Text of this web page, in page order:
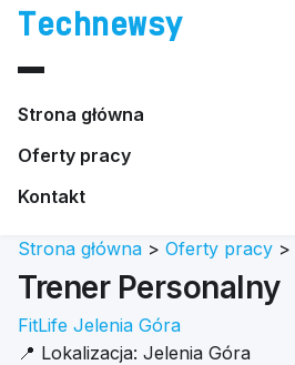
Technewsy
Strona główna
Oferty pracy
Kontakt
Strona główna > Oferty pracy >
Trener Personalny
FitLife Jelenia Góra
📍 Lokalizacja: Jelenia Góra